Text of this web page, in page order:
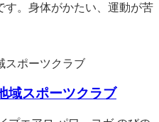
す。身体がかたい、運動が苦
域スポーツクラブ